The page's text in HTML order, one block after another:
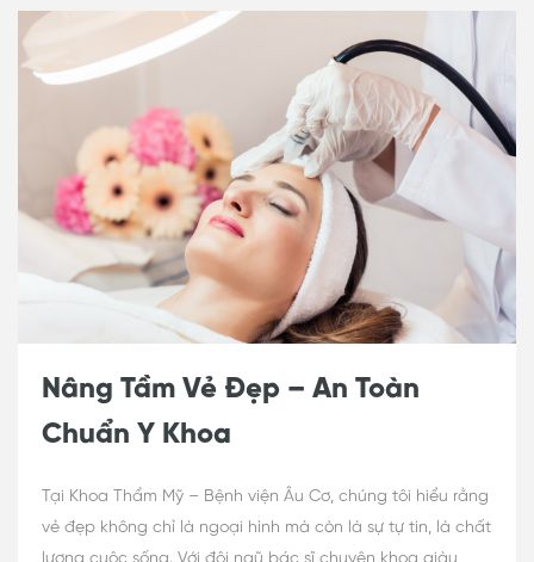
Nâng Tầm Vẻ Đẹp – An Toàn
Chuẩn Y Khoa
Tại Khoa Thẩm Mỹ – Bệnh viện Âu Cơ, chúng tôi hiểu rằng
vẻ đẹp không chỉ là ngoại hình mà còn là sự tự tin, là chất